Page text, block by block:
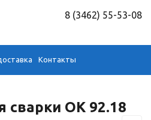
8 (3462) 55-53-08
Контакты
OK 92.18